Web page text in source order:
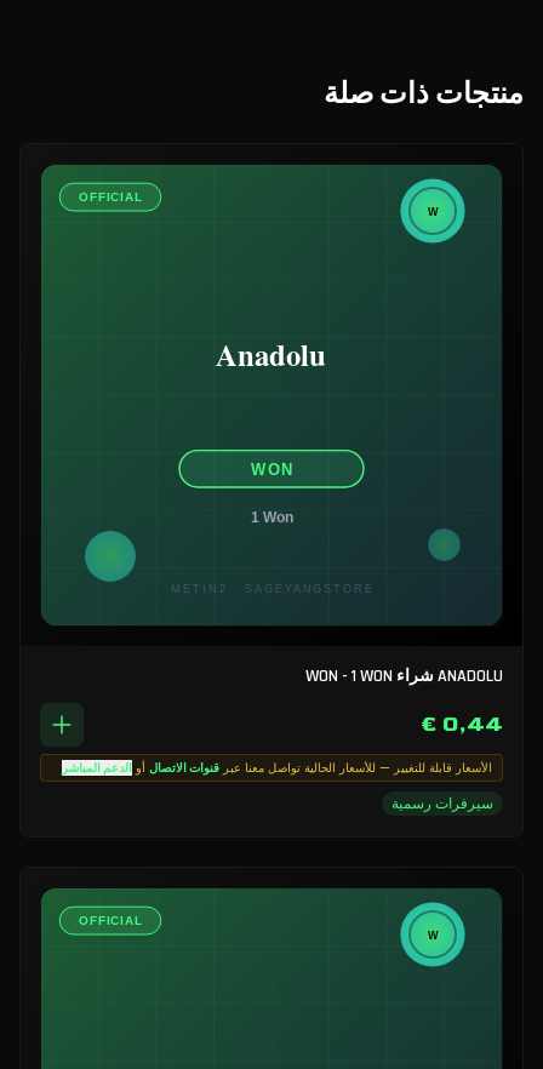
منتجات ذات صلة
ANADOLU شراء WON - 1 WON
0,44 €
الأسعار قابلة للتغيير — للأسعار الحالية تواصل معنا عبر قنوات الاتصال أو الدعم المباشر
سيرفرات رسمية